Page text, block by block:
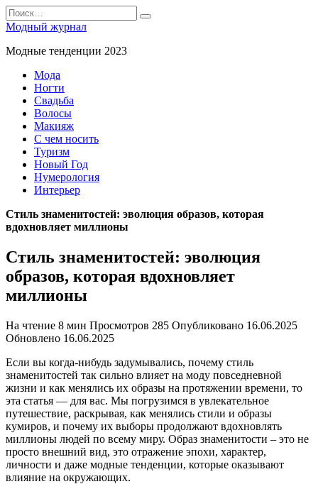
Перейти
к
содержанию
Search
for:
Модный журнал
Модные тенденции 2023
Мода
Ногти
Свадьба
Волосы
Макияж
С чем носить
Туризм
Новый Год
Нумерология
Интерьер
Стиль знаменитостей: эволюция образов, которая
вдохновляет миллионы
Стиль знаменитостей: эволюция
образов, которая вдохновляет
миллионы
На чтение 8 мин Просмотров 285 Опубликовано 16.06.2025
Обновлено 16.06.2025
Если вы когда-нибудь задумывались, почему стиль
знаменитостей так сильно влияет на моду повседневной
жизни и как менялись их образы на протяжении времени, то
эта статья — для вас. Мы погрузимся в увлекательное
путешествие, раскрывая, как менялись стили и образы
кумиров, и почему их выборы продолжают вдохновлять
миллионы людей по всему миру. Образ знаменитости – это не
просто внешний вид, это отражение эпохи, характер,
личности и даже модные тенденции, которые оказывают
влияние на окружающих.